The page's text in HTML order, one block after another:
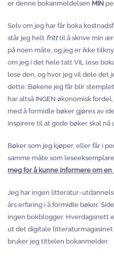
er denne bokanmeldelsen MIN
Selv om jeg har får boka
står jeg helt fritttil å skrive min
på noen måte, og jeg er ikke
om jeg i det hele tatt VIL lese
lese den, og hvor jeg vil dele det
dette. Bøkene jeg får blir
har altså INGEN økonomisk
med å formidle bøker gjøres av
inspirere til at gode bøker skal nå
Bøker som jeg kjøper, eller får i
samme måte som
meg for å kunne informere om en
Jeg har ingen litteratur-
års erfaring i å formidle bøker.
ingen bokblogger. Hverdagsnett
ut det digitale litteraturmagasinet
bruker jeg tittelen bokanmelder.